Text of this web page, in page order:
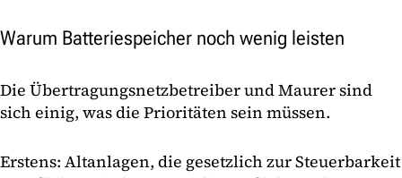
Warum Batteriespeicher noch wenig leisten
Die Übertragungsnetzbetreiber und Maurer sind
sich einig, was die Prioritäten sein müssen.
Erstens: Altanlagen, die gesetzlich zur Steuerbarkeit